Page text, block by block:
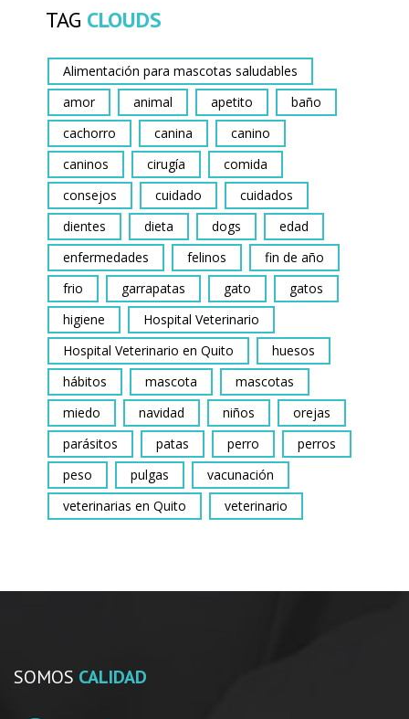
TAG CLOUDS
Alimentación para mascotas saludables
amor
animal apetito
baño
cachorro
canina
canino
caninos
cirugía
comida
consejos
cuidado
cuidados
dientes
dieta dogs
edad
enfermedades
felinos
fin de año
frio
garrapatas gato
gatos
higiene
Hospital Veterinario
Hospital Veterinario en Quito
huesos
hábitos
mascota
mascotas
miedo
navidad niños
orejas
parásitos
patas perro
perros
peso
pulgas
vacunación
veterinarias en Quito
veterinario
SOMOS CALIDAD